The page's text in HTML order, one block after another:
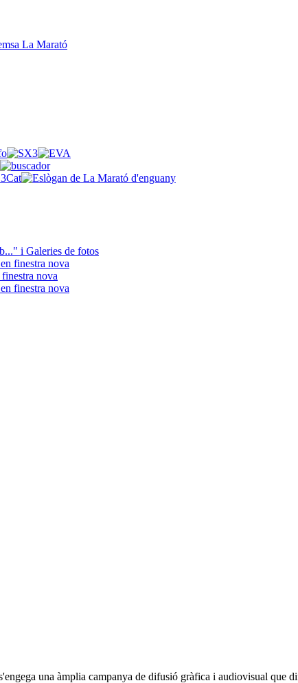
La Marató
i Galeries de fotos
finestra nova
nova
finestra nova
una àmplia campanya de difusió gràfica i audiovisual que